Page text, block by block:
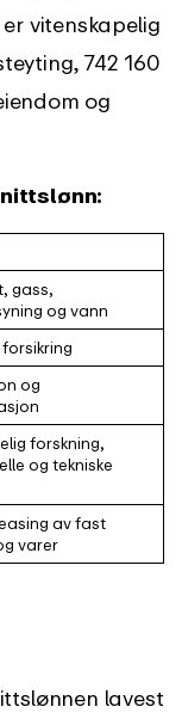
vitenskapelig
742 160
og
gass,
og vann
og
forskning,
og tekniske
av fast
varer
lavest